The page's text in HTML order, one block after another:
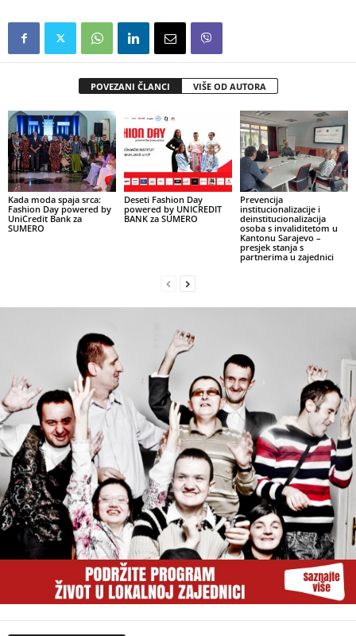
POVEZANI ČLANCI VIŠE OD AUTORA
Kada moda spaja srca:
Fashion Day powered by
UniCredit Bank za
SUMERO
Deseti Fashion Day
powered by UNICREDIT
BANK za SUMERO
Prevencija
institucionalizacije i
deinstitucionalizacija
osoba s invaliditetom u
Kantonu Sarajevo –
presjek stanja s
partnerima u zajednici